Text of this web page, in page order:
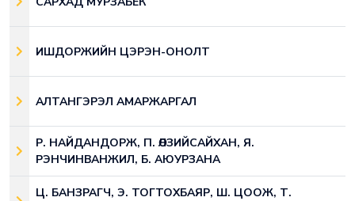
ИШДОРЖИЙН ЦЭРЭН-ОНОЛТ
АЛТАНГЭРЭЛ АМАРЖАРГАЛ
Р. НАЙДАНДОРЖ, П. ӨЛЗИЙСАЙХАН, Я.
РЭНЧИНВАНЖИЛ, Б. АЮУРЗАНА
Ц. БАНЗРАГЧ, Э. ТОГТОХБАЯР, Ш. ЦООЖ, Т.